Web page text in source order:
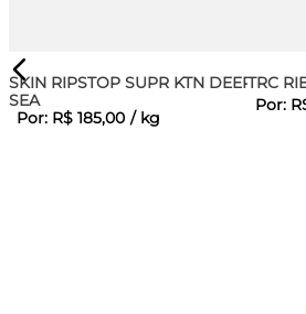
SKIN RIPSTOP SUPR KTN DEEP
SEA
Por: R$ 185,00 / kg
TRC
Por: